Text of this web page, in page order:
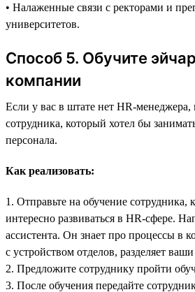
• Налаженные связи с ректорами и
университетов.
Способ 5. Обучите
компании
Если у вас в штате нет HR-
сотрудника, который хотел бы
персонала.
Как реализовать:
1. Отправьте на обучение
интересно развиваться в HR-сфере.
ассистента. Он знает про процессы в
с устройством отделов, разделяет
2. Предложите сотруднику пройти
3. После обучения передайте